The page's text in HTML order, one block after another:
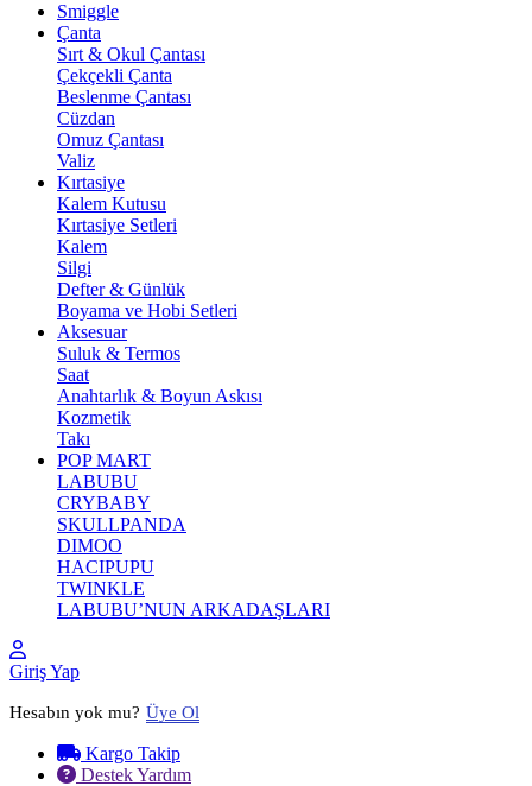
Smiggle
Çanta
Sırt & Okul Çantası
Çekçekli Çanta
Beslenme Çantası
Cüzdan
Omuz Çantası
Valiz
Kırtasiye
Kalem Kutusu
Kırtasiye Setleri
Kalem
Silgi
Defter & Günlük
Boyama ve Hobi Setleri
Aksesuar
Suluk & Termos
Saat
Anahtarlık & Boyun Askısı
Kozmetik
Takı
POP MART
LABUBU
CRYBABY
SKULLPANDA
DIMOO
HACIPUPU
TWINKLE
LABUBU’NUN ARKADAŞLARI
Giriş Yap
Hesabın yok mu? Üye Ol
Kargo Takip
Destek Yardım